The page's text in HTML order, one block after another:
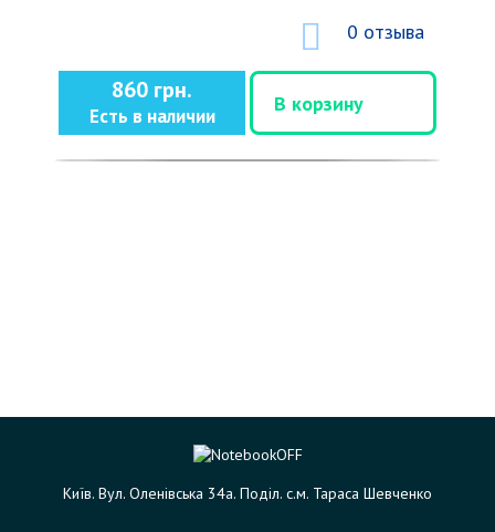
0 отзыва
860 грн.
Есть в наличии
В корзину
Київ. Вул. Оленівська 34а. Поділ. с.м. Тараса Шевченко